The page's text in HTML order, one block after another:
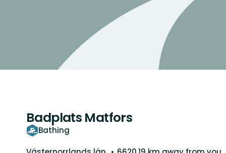
Badplats Matfors
Bathing